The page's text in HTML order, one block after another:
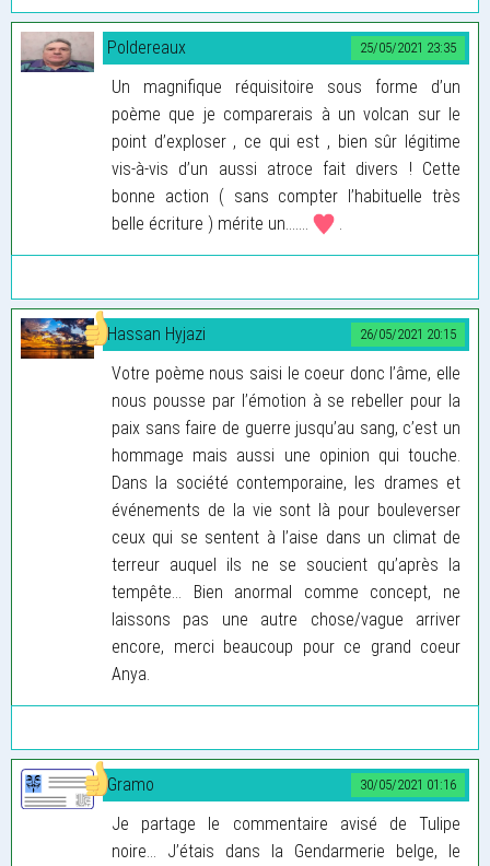
25/05/2021 23:35
Poldereaux
Un magnifique réquisitoire sous forme d’un
poème que je comparerais à un volcan sur le
point d’exploser , ce qui est , bien sûr légitime
vis-à-vis d’un aussi atroce fait divers ! Cette
bonne action ( sans compter l’habituelle très
belle écriture ) mérite un.......
26/05/2021 20:15
Hassan Hyjazi
Votre poème nous saisi le coeur donc l’âme, elle
nous pousse par l’émotion à se rebeller pour la
paix sans faire de guerre jusqu’au sang, c’est un
hommage mais aussi une opinion qui touche.
Dans la société contemporaine, les drames et
événements de la vie sont là pour bouleverser
ceux qui se sentent à l’aise dans un climat de
terreur auquel ils ne se soucient qu’après la
tempête... Bien anormal comme concept, ne
laissons pas une autre chose/vague arriver
encore, merci beaucoup pour ce grand coeur
Anya.
30/05/2021 01:16
Gramo
Je partage le commentaire avisé de Tulipe
noire... J’étais dans la Gendarmerie belge, le